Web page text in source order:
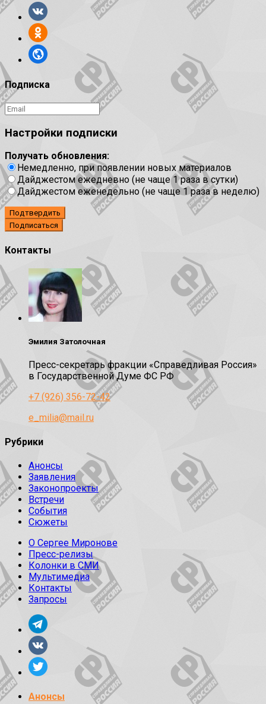
Подписка
Настройки подписки
Получать обновления:
Немедленно, при появлении новых материалов
Дайджестом ежедневно (не чаще 1 раза в сутки)
Дайджестом еженедельно (не чаще 1 раза в неделю)
Подтвердить
Контакты
Эмилия Затолочная
Пресс-секретарь фракции «Справедливая Россия»
в Государственной Думе ФС РФ
+7 (926) 356-72-42
e_milia@mail.ru
Рубрики
Анонсы
Заявления
Законопроекты
Встречи
События
Сюжеты
О Сергее Миронове
Пресс-релизы
Колонки в СМИ
Мультимедиа
Контакты
Запросы
Анонсы